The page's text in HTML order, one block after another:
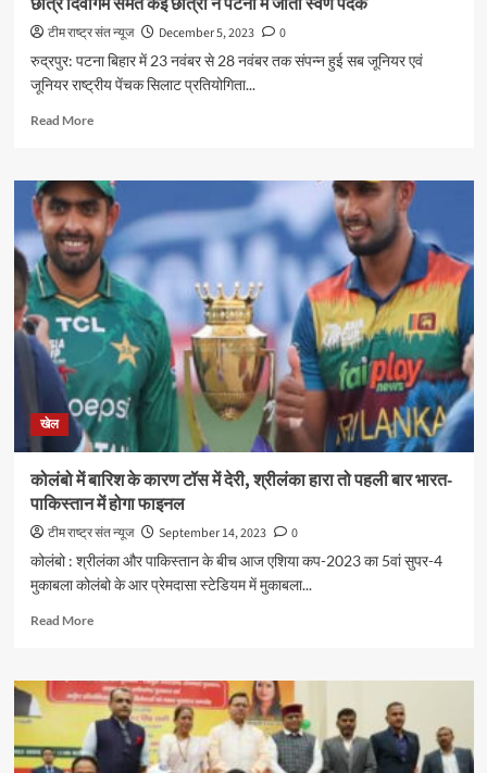
टीम राष्ट्र संत न्यूज December 5, 2023
0
रुद्रपुर: पटना बिहार में 23 नवंबर से 28 नवंबर तक संपन्न हुई सब जूनियर एवं
जूनियर राष्ट्रीय पेंचक सिलाट प्रतियोगिता...
Read MoreRead
छात्र
दिवागम
समेत
कई
छात्रों
ने
पटना
में
जीता
पदक
खेल
कोलंबो में बार‍िश के कारण टॉस में देरी, श्रीलंका हारा तो पहली बार भारत-
पाकिस्तान में होगा फाइनल
टीम राष्ट्र संत न्यूज September 14, 2023
0
कोलंबो : श्रीलंका और पाकिस्तान के बीच आज एशिया कप-2023 का 5वां सुपर-4
मुकाबला कोलंबो के आर प्रेमदासा स्टेडियम में मुकाबला...
Read MoreRead
कोलंबो
में
बार‍िश
के
कारण